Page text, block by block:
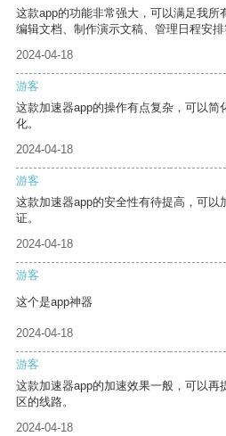
这款app的功能非常强大，可以满足我所
编辑文档、制作演示文稿、管理日程安排
2024-04-18
游客
这款加速器app的操作有点复杂，可以简
化。
2024-04-18
游客
这款加速器app的安全性有待提高，可以
证。
2024-04-18
游客
这个是app神器
2024-04-18
游客
这款加速器app的加速效果一般，可以再
区的线路。
2024-04-18